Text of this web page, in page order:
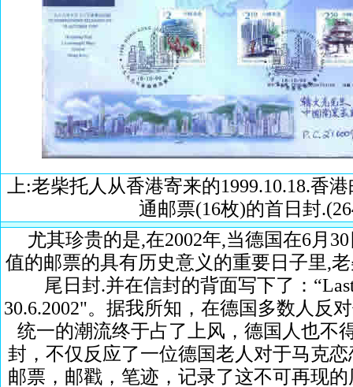
上:老柴托人从香港寄来的1999.10.18.香
通邮票(16枚)的首日封
尤其珍贵的是,在2002年,当德国在6月
值的邮票的具有历史意义的重要日子里,
尾日封.并在信封的背面写下了：
30.6.2002"。据我所知，在德国多数人反
统一的潮流终于占了上风，德国人也不
封，不仅反应了一位德国老人对于马克
邮票，邮戳，笔迹，记录了这不可再现